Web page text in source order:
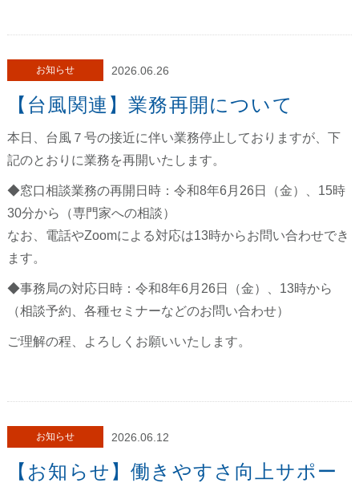
お知らせ 2026.06.26
【台風関連】業務再開について
本日、台風７号の接近に伴い業務停止しておりますが、下
記のとおりに業務を再開いたします。
◆窓口相談業務の再開日時：令和8年6月26日（金）、15時
30分から（専門家への相談）
なお、電話やZoomによる対応は13時からお問い合わせでき
ます。
◆事務局の対応日時：令和8年6月26日（金）、13時から
（相談予約、各種セミナーなどのお問い合わせ）
ご理解の程、よろしくお願いいたします。
お知らせ 2026.06.12
【お知らせ】働きやすさ向上サポー